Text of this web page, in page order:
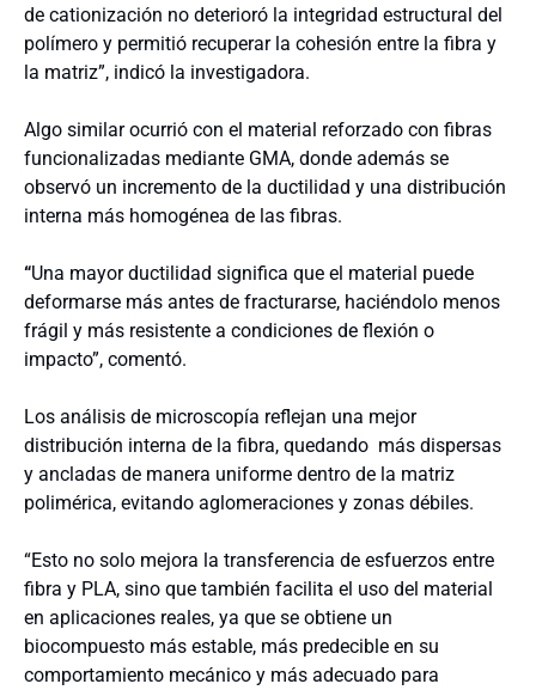
de cationización no deterioró la integridad estructural del
polímero y permitió recuperar la cohesión entre la fibra y
la matriz”, indicó la investigadora.
Algo similar ocurrió con el material reforzado con fibras
funcionalizadas mediante GMA, donde además se
observó un incremento de la ductilidad y una distribución
interna más homogénea de las fibras.
“Una mayor ductilidad significa que el material puede
deformarse más antes de fracturarse, haciéndolo menos
frágil y más resistente a condiciones de flexión o
impacto”, comentó.
Los análisis de microscopía reflejan una mejor
distribución interna de la fibra, quedando más dispersas
y ancladas de manera uniforme dentro de la matriz
polimérica, evitando aglomeraciones y zonas débiles.
“Esto no solo mejora la transferencia de esfuerzos entre
fibra y PLA, sino que también facilita el uso del material
en aplicaciones reales, ya que se obtiene un
biocompuesto más estable, más predecible en su
comportamiento mecánico y más adecuado para